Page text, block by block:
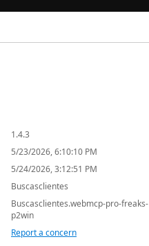
1.4.3
5/23/2026, 6:10:10 PM
5/24/2026, 3:12:51 PM
Buscasclientes
Buscasclientes.webmcp-pro-freaks-
p2win
Report a concern